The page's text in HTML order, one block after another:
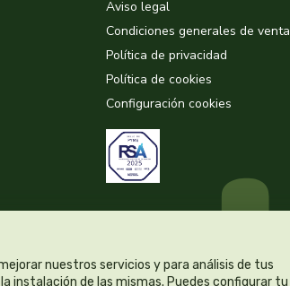
nuestros servicios y para análisis de tus
instalación de las mismas. Puedes configurar tu
Aviso legal
Condiciones generales de venta
Política de privacidad
Política de cookies
Configuración cookies